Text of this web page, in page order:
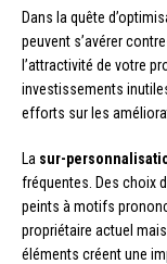
Dans la quête
peuvent s’avérer
l’attractivité de votre
investissements
efforts sur les
La sur-
fréquentes. Des choix
peints à motifs
propriétaire actuel
éléments créent une